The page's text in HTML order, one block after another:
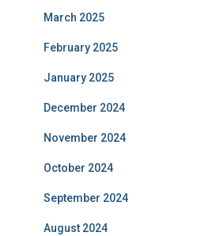
March 2025
February 2025
January 2025
December 2024
November 2024
October 2024
September 2024
August 2024